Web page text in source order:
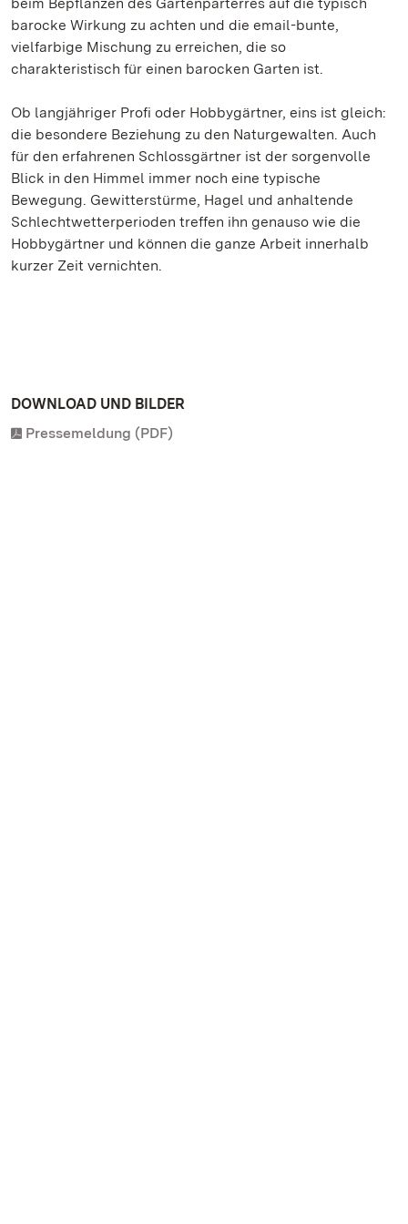
barocke Wirkung zu achten und die email-bunte,
vielfarbige Mischung zu erreichen, die so
charakteristisch für einen barocken Garten ist.
Ob langjähriger Profi oder Hobbygärtner, eins ist gleich:
die besondere Beziehung zu den Naturgewalten. Auch
für den erfahrenen Schlossgärtner ist der sorgenvolle
Blick in den Himmel immer noch eine typische
Bewegung. Gewitterstürme, Hagel und anhaltende
Schlechtwetterperioden treffen ihn genauso wie die
Hobbygärtner und können die ganze Arbeit innerhalb
kurzer Zeit vernichten.
DOWNLOAD UND BILDER
Pressemeldung (PDF)